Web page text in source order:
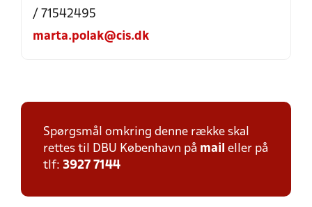
/ 71542495
marta.polak@cis.dk
Spørgsmål omkring denne række skal
rettes til DBU København på mail eller på
tlf: 3927 7144